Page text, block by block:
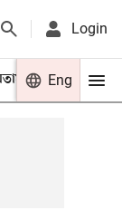
Login
খেলা
Eng